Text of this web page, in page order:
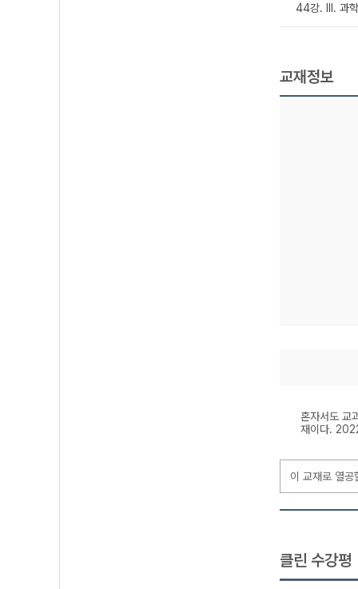
44강. Ⅲ. 과
교재정보
혼자서도 교
재이다.
이 교재로 열
클린 수강평